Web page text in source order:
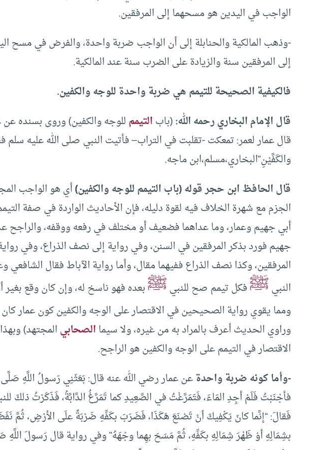
الواجب في اليدين هو مسحهما إلى المرفقين.
-وذهب المالكية والحنابلة إلى أن الواجب ضربة واحدة، والفرض في مسح
إلى المرفقين سنة والزيادة على الضرب سنة عند المالكية.
فالكيفية الصحيحة للتيمم هي ضربة واحدة للوجه والكفين.
قال الإمام البخاري رحمه الله:(بابالتيممللوجه والكفين) وروى بسنده
قال عمار لعمر: تمعكت -تقلبت في التراب– فأتيت النبي صلى الله عليه سلم
والكَفَّيْنِ”البخاري،مسلم،ابن ماجه.
قال الحافظ ابن حجر قوله (باب التيمم للوجه والكفين)أي هو الواجب
الجزم مع شهرة الخلاف فيه لقوة دليله، فإن الأحاديث الواردة في صفة
أبي جهيم وعمار، وما عداهما فضعيف أو مختلف في رفعه ووقفه، والراجح
جهيم فورد بذكر المرفقين في السنن، وفي رواية إلى نصف الذراع، وفي رواية
المرفقين، وكذا نصف الذراع ففيهما مقال، وأما رواية الآباط فقال
النبيﷺفكل تيمم صح للنبيﷺبعده فهو ناسخ له، وإن كان وقع بغير
ومما يقوي رواية الصحيحين في الاقتصار على الوجه والكفين كون عمار
وراوي الحديث أعرف بالمراد به من غيره، ولا سيماالصحابيالمجتهد)
الاقتصار في التيمم على الوجه والكفين هو الراجح.
-وأما كونه ضربة واحدةعن عمار رضي الله عنه قال: بَعَثَنِي رَسولُ اللَّهِ
فأجْنَبْتُ فَلَمْ أجِدِ المَاءَ، فَتَمَرَّغْتُ في الصَّعِيدِ كما تَمَرَّغُ الدَّابَّةُ، فَذَكَرْتُ ذلكَ
فَقالَ: “إنَّما كانَ يَكْفِيكَ أنْ تَصْنَعَ هَكَذَا، فَضَرَبَ بكَفِّهِ ضَرْبَةً علَى الأرْضِ، ثُمَّ
بشِمَالِهِ أوْ ظَهْرَ شِمَالِهِ بكَفِّهِ، ثُمَّ مَسَحَ بهِما وجْهَهُ” وفي رواية قال رَسولَ اللَّهِ